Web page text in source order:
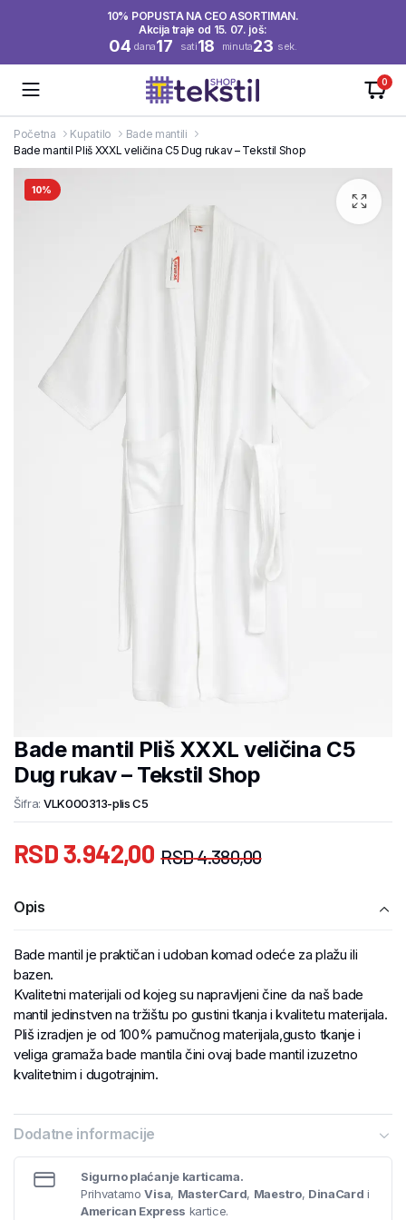
10% POPUSTA NA CEO ASORTIMAN.
Akcija traje od 15. 07. još:
04 dana17 sati18 minuta23 sek.
0
Početna Kupatilo
Bade mantili
Bade mantil Pliš XXXL veličina C5 Dug rukav – Tekstil Shop
10%
Bade mantil Pliš XXXL veličina C5
Dug rukav – Tekstil Shop
Šifra: VLK000313-plis C5
RSD4.380,00
RSD3.942,00
Opis
Bade mantil je praktičan i udoban komad odeće za plažu ili
bazen.
Kvalitetni materijali od kojeg su napravljeni čine da naš bade
mantil jedinstven na tržištu po gustini tkanja i kvalitetu materijala.
Pliš izradjen je od 100% pamučnog materijala,gusto tkanje i
veliga gramaža bade mantila čini ovaj bade mantil izuzetno
kvalitetnim i dugotrajnim.
Dodatne informacije
Sigurno plaćanje karticama.
PrihvatamoVisa, MasterCard, Maestro, DinaCard i
American Express kartice.